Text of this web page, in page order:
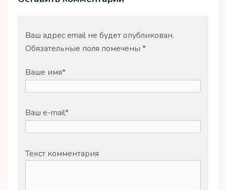
Ваш адрес email не будет опубликован.
Обязательные поля помечены *
Ваше имя*
Ваш e-mail*
Текст комментария